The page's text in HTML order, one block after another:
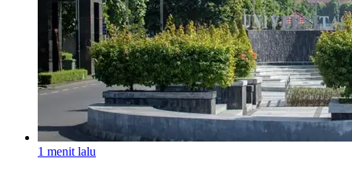
1 menit lalu